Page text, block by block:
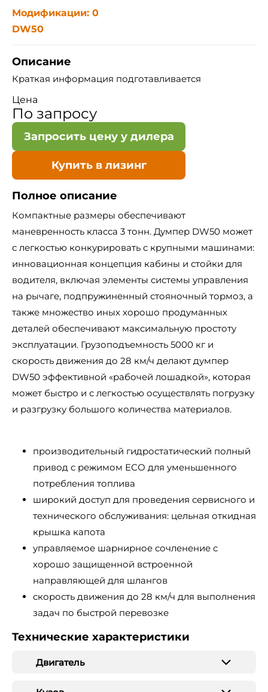
Модификации: 0
DW50
Описание
Краткая информация подготавливается
Цена
По запросу
Запросить цену у дилера
Купить в лизинг
Полное описание
Компактные размеры обеспечивают
маневренность класса 3 тонн. Думпер DW50 может
с легкостью конкурировать с крупными машинами:
инновационная концепция кабины и стойки для
водителя, включая элементы системы управления
на рычаге, подпружиненный стояночный тормоз, а
также множество иных хорошо продуманных
деталей обеспечивают максимальную простоту
эксплуатации. Грузоподъемность 5000 кг и
скорость движения до 28 км/ч делают думпер
DW50 эффективной «рабочей лошадкой», которая
может быстро и с легкостью осуществлять погрузку
и разгрузку большого количества материалов.
производительный гидростатический полный
привод с режимом ЕСО для уменьшенного
потребления топлива
широкий доступ для проведения сервисного и
технического обслуживания: цельная откидная
крышка капота
управляемое шарнирное сочленение с
хорошо защищенной встроенной
направляющей для шлангов
скорость движения до 28 км/ч для выполнения
задач по быстрой перевозке
Технические характеристики
Двигатель